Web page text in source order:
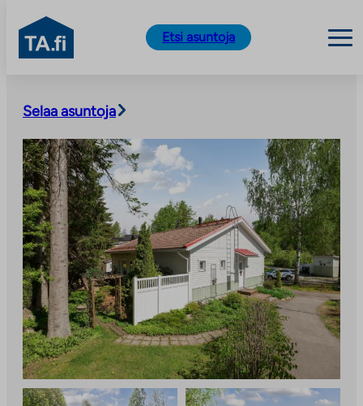
sisältöön
TA.fi
Etsi asuntoja
Selaa asuntoja